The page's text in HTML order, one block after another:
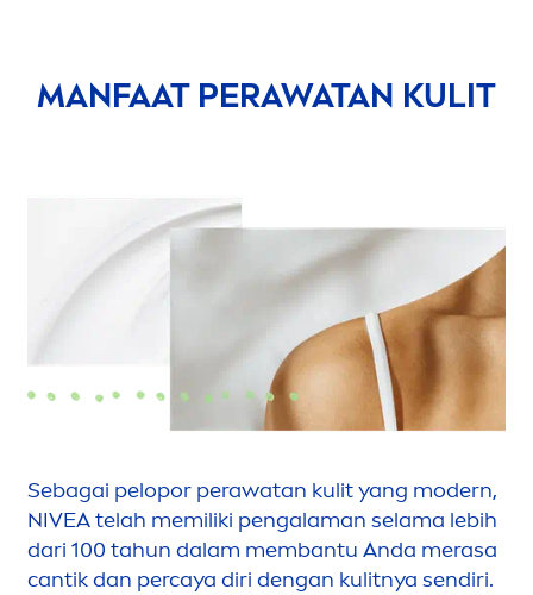
MANFAAT PERAWATAN KULIT
Sebagai pelopor perawatan kulit yang modern,
NIVEAtelah memiliki pengalaman selama lebih
dari 100 tahun dalam membantu Anda merasa
cantik dan percaya diri dengan kulitnya sendiri.